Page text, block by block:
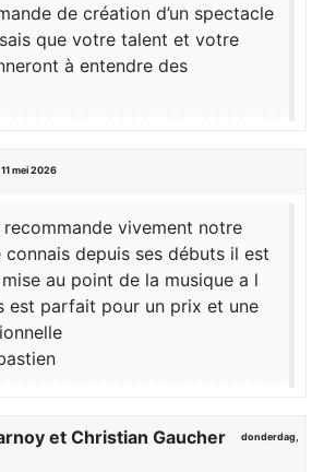
de création d’un spectacle
que votre talent et votre
à entendre des
mei 2026
vivement notre
connais depuis ses débuts il est
au point de la musique a l
est parfait pour un prix et une
et Christian Gaucher donderdag,